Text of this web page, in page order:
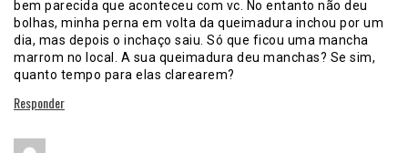
bem parecida que aconteceu com vc. No entanto não deu
bolhas, minha perna em volta da queimadura inchou por um
dia, mas depois o inchaço saiu. Só que ficou uma mancha
marrom no local. A sua queimadura deu manchas? Se sim,
quanto tempo para elas clarearem?
Responder